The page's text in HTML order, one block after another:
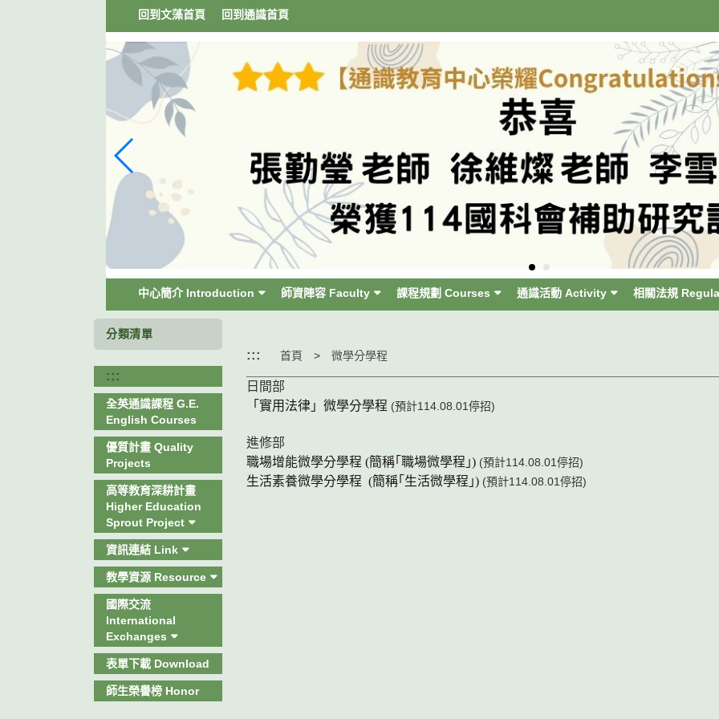
回到文藻首頁 回到通識首頁
中心簡介 Introduction 師資陣容 Faculty 課程規劃 Courses 通識活動 Activity 相關法規
分類清單
:::
全英通識課程 G.E.
English Courses
優質計畫 Quality
Projects
高等教育深耕計畫
Higher Education
Sprout Project
資訊連結 Link
教學資源 Resource
國際交流
International
Exchanges
表單下載 Download
師生榮譽榜 Honor
::: 首頁 微學分學程
日間部
「實用法律」微學分學程 (預計114.08.01停招)
進修部
職場增能微學分學程 (簡稱｢職場微學程｣) (預計114.08.01停招)
生活素養微學分學程 (簡稱｢生活微學程｣) (預計114.08.01停招)